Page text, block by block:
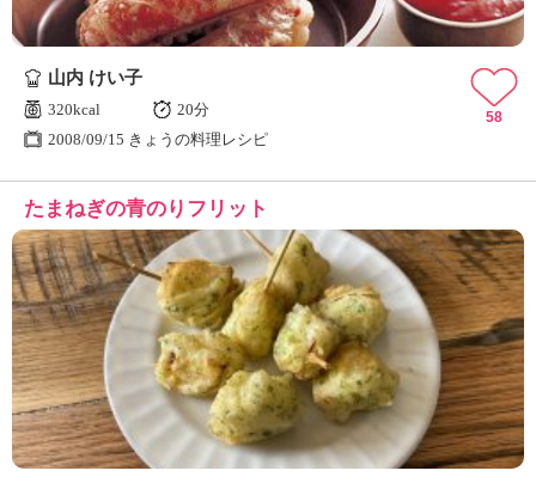
山内 けい子
320kcal
20分
2008/09/15 きょうの料理レシピ
58
たまねぎの青のりフリット